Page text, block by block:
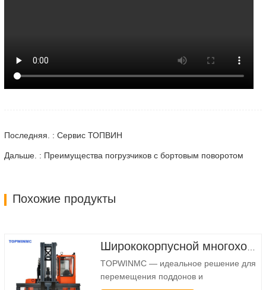
Последняя. : Сервис ТОПВИН
Дальше. : Преимущества погрузчиков с бортовым поворотом
Похожие продукты
TOPWINMC — идеальное решение для
перемещения поддонов и